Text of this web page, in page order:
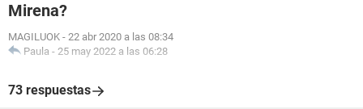
Mirena?
MAGILUOK - 22 abr 2020 a las 08:34
Paula - 25 may 2022 a las 06:28
73 respuestas